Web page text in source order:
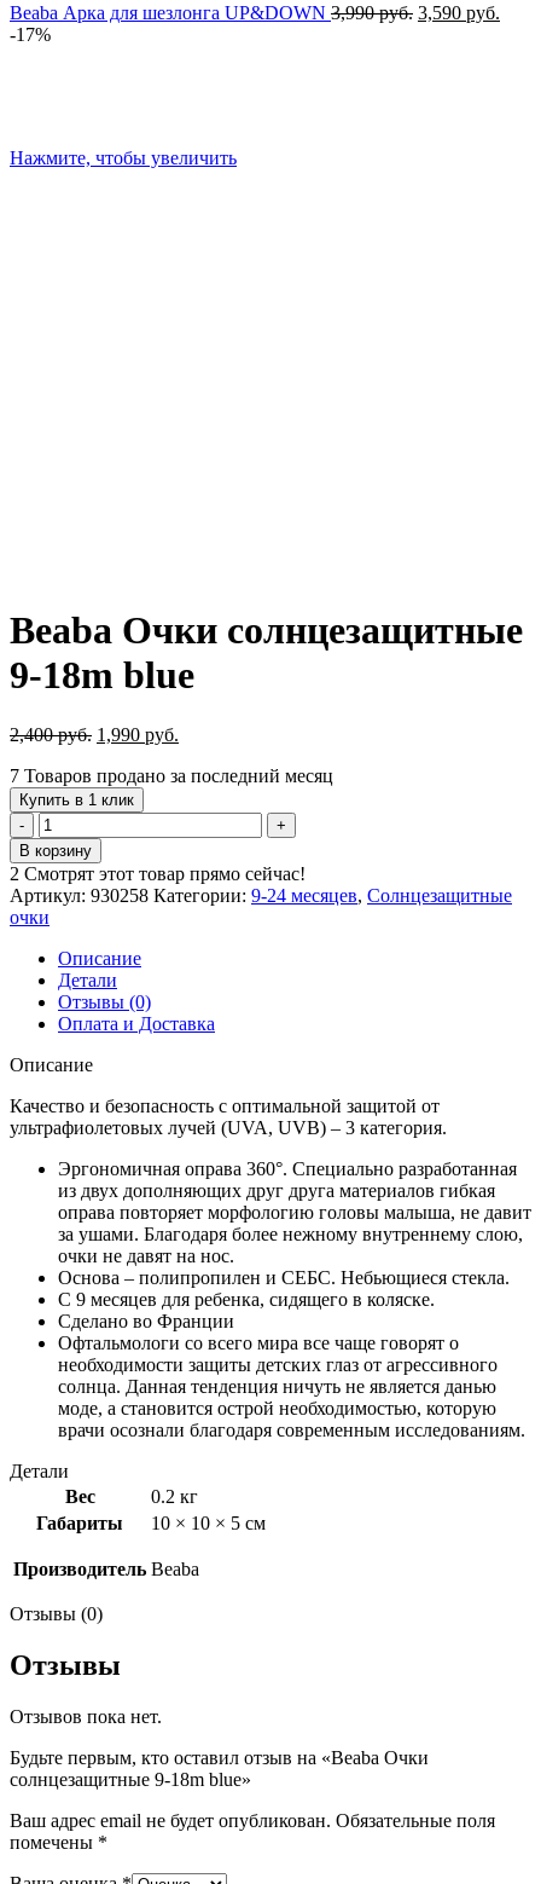
Beaba Арка для шезлонга UP&DOWN 3,990руб. 3,590 руб.
-17%
Нажмите, чтобы увеличить
Beaba Очки солнцезащитные
9-18m blue
2,400руб. Первоначальная
составляла
2,400 руб..
1,990 руб.
1,990 руб..
7 Товаров продано за последний месяц
Купить в 1 клик
Количество
товара
Beaba
Очки
солнцезащитные
9-
18m
blue
В корзину
2 Смотрят этот товар прямо сейчас!
Артикул: 930258 Категории: 9-24 месяцев, Солнцезащитные
очки
Описание
Детали
Отзывы (0)
Оплата и Доставка
Описание
Качество и безопасность с оптимальной защитой от
ультрафиолетовых лучей (UVA, UVB) – 3 категория.
Эргономичная оправа 360°. Специально разработанная
из двух дополняющих друг друга материалов гибкая
оправа повторяет морфологию головы малыша, не давит
за ушами. Благодаря более нежному внутреннему слою,
очки не давят на нос.
Основа – полипропилен и СЕБС. Небьющиеся стекла.
С 9 месяцев для ребенка, сидящего в коляске.
Сделано во Франции
Офтальмологи со всего мира все чаще говорят о
необходимости защиты детских глаз от агрессивного
солнца. Данная тенденция ничуть не является данью
моде, а становится острой необходимостью, которую
врачи осознали благодаря современным исследованиям.
Детали
Вес
0.2 кг
Габариты
10 × 10 × 5 см
Производитель Beaba
Отзывы (0)
Отзывы
Отзывов пока нет.
Будьте первым, кто оставил отзыв на «Beaba Очки
солнцезащитные 9-18m blue»
Ваш адрес email не будет опубликован. Обязательные поля
помечены *